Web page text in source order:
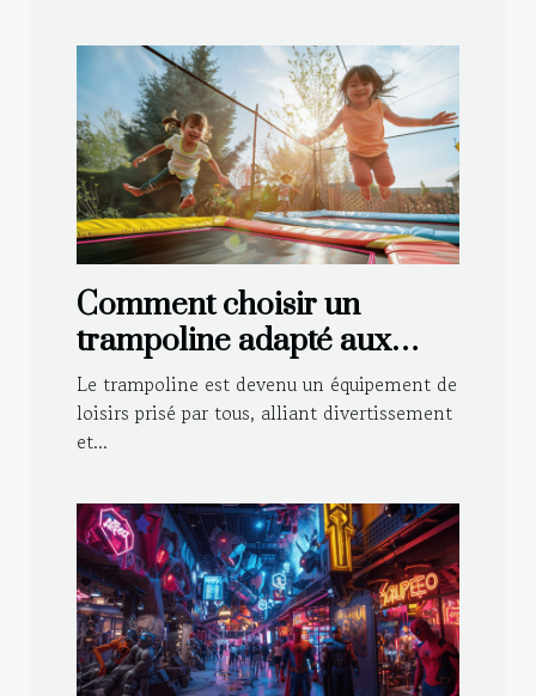
Comment choisir un
trampoline adapté aux
enfants et aux adultes
Le trampoline est devenu un équipement de
loisirs prisé par tous, alliant divertissement
et...